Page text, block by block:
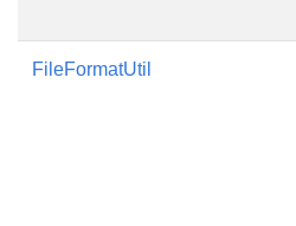
FileFormatUtil